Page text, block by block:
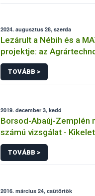
2024. augusztus 28, szerda
Lezárult a Nébih és a
projektje: az
Nemzeti Laboratórium
TOVÁBB >
2019. december 3, kedd
Borsod-Abaúj-Zemplén
számú vizsgálat - Kikelet
Napköziotthonos Óvoda
Konyha és Étkezde -
TOVÁBB >
2016. március 24, csütörtök